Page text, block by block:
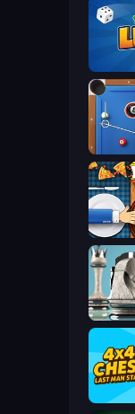
8 Ball
Pizza
Chess